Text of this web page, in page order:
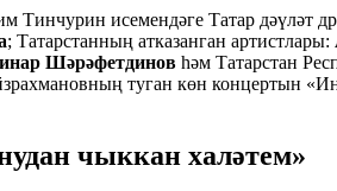
Тинчурин исемендәге Татар дәүләт
; Татарстанның атказанган артистлары:
Шәрәфетдинов һәм Татарстан
туган көн концертын
чыккан халәтем»